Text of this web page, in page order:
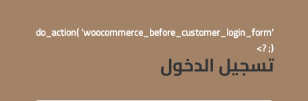
do_action( 'woocommerce_before_customer_login_form'
); ?>تسجيل الدخول